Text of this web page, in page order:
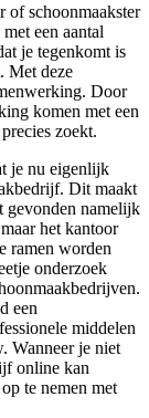
of schoonmaakster
een aantal
je tegenkomt is
Met deze
Door
komen met een
zoekt.
je nu eigenlijk
Dit maakt
gevonden namelijk
het kantoor
ramen worden
onderzoek
een
middelen
Wanneer je niet
online kan
te nemen met